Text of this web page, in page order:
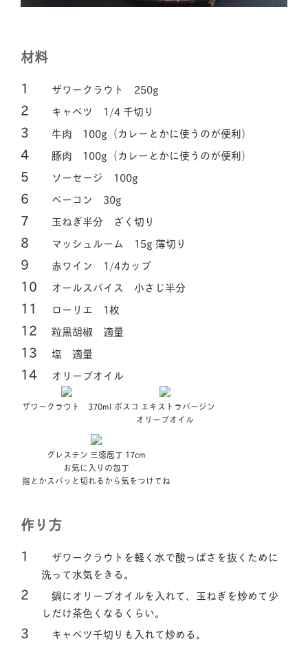
材料
ザワークラウト 250g
キャベツ 1/4 千切り
牛肉 100g（カレーとかに使うのが便利）
豚肉 100g（カレーとかに使うのが便利）
ソーセージ 100g
ベーコン 30g
玉ねぎ半分 ざく切り
マッシュルーム 15g 薄切り
赤ワイン 1/4カップ
オールスパイス 小さじ半分
ローリエ 1枚
粒黒胡椒 適量
塩 適量
オリーブオイル
ザワークラウト 370ml ボスコ エキストラバージン
オリーブオイル
グレステン 三徳庖丁 17cm
お気に入りの包丁
指とかスパッと切れるから気をつけてね
作り方
ザワークラウトを軽く水で酸っぱさを抜くために
洗って水気をきる。
鍋にオリーブオイルを入れて、玉ねぎを炒めて少
しだけ茶色くなるくらい。
キャベツ千切りも入れて炒める。